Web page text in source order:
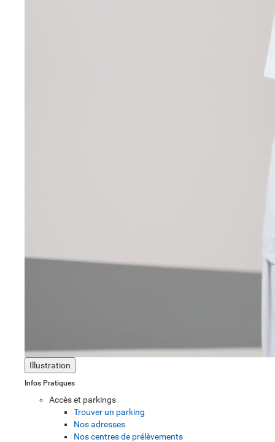
Illustration
Infos Pratiques
Accès et parkings
Trouver un parking
Nos adresses
Nos centres de prélèvements